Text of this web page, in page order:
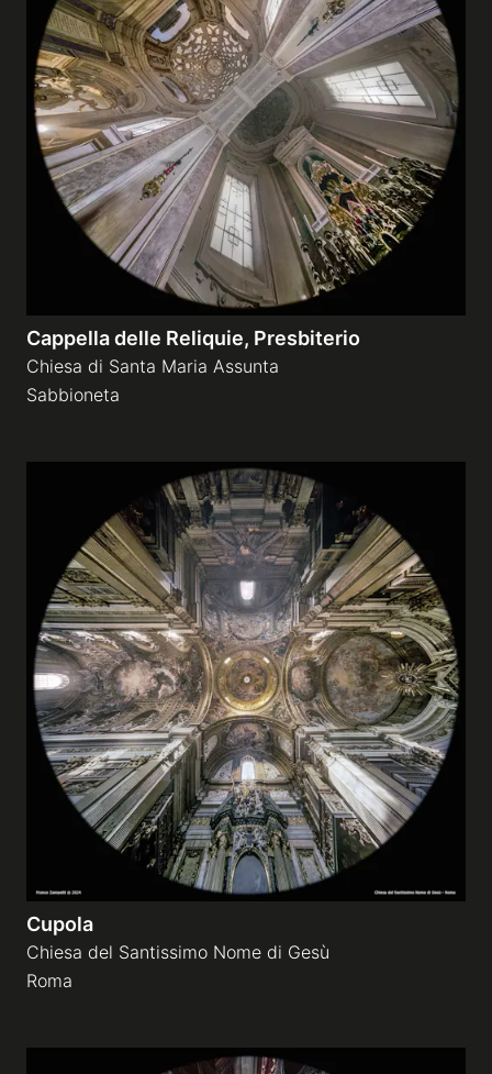
Cappella delle Reliquie, Presbiterio
Chiesa di Santa Maria Assunta
Sabbioneta
Cupola
Chiesa del Santissimo Nome di Gesù
Roma